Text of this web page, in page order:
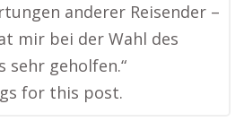
anderer Reisender –
mir bei der Wahl des
sehr geholfen.“
for this post.